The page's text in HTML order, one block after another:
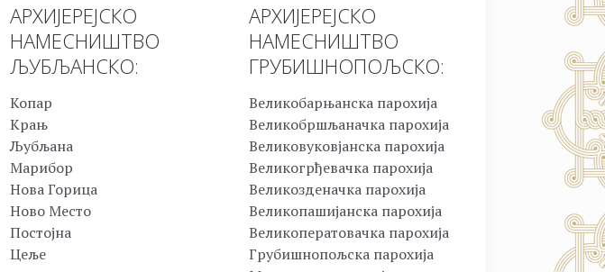
АРХИЈЕРЕЈСКО
НАМЕСНИШТВО
ЉУБЉАНСКО:
Копар
Крањ
Љубљана
Марибор
Нова Горица
Ново Место
Постојна
Цеље
АРХИЈЕРЕЈСКО
НАМЕСНИШТВО
ГРУБИШНОПОЉСКО:
Великобарњанска парохија
Великобршљаначка парохија
Великовуковјанска парохија
Великогрђевачка парохија
Великозденачка парохија
Великопашијанска парохија
Великоператовачка парохија
Грубишнопољска парохија